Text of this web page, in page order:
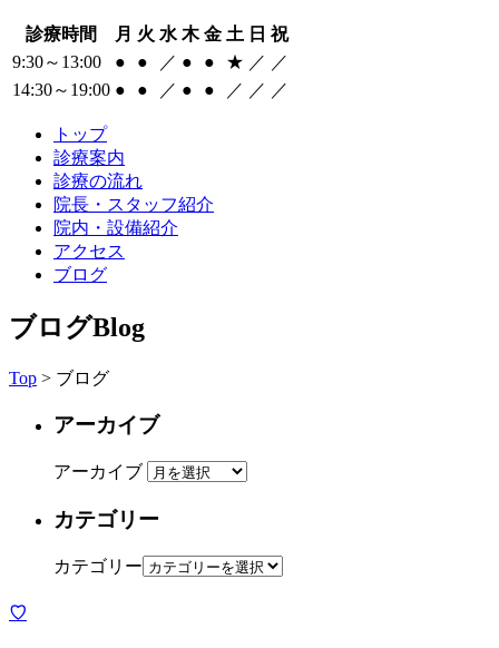
診療時間 月 火 水 木 金 土 日 祝
9:30～13:00
● ● ／ ● ● ★ ／ ／
14:30～19:00 ● ● ／ ● ● ／ ／ ／
トップ
診療案内
診療の流れ
院長・スタッフ紹介
院内・設備紹介
アクセス
ブログ
ブログBlog
Top > ブログ
アーカイブ
アーカイブ
カテゴリー
カテゴリー
♡